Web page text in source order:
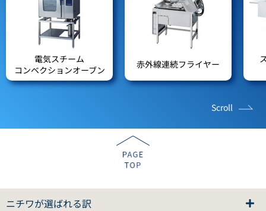
電気スチーム
コンベクションオーブン
赤外線連続フライヤー
Scroll
ニチワが選ばれる訳